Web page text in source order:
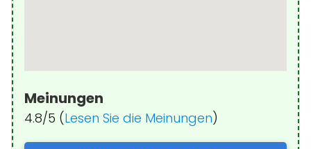
Meinungen
4.8/5 (Lesen Sie die Meinungen)